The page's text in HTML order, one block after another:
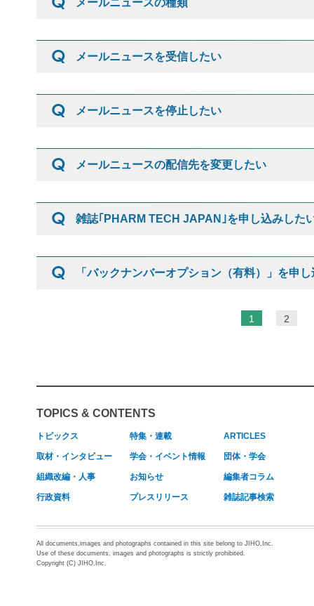
メールニュースを受信したい
メールニュースを停止したい
メールニュースの配信先を変更したい
雑誌｢PHARM TECH JAPAN｣を申し込みした
「バックナンバーオプション（有料）」を申
1 2
TOPICS & CONTENTS
トピックス 特集・連載 ARTICLES
取材・インタビュー 学会・イベント情報 団体・学会
組織改編・人事 お知らせ 編集者コラム
行政資料 プレスリリース 雑誌記事検索
All documents,images and photographs contained in this site belong to JIHO,Inc.
Use of these documents, images and photographs is strictly prohibited.
Copyright (C) JIHO,Inc.